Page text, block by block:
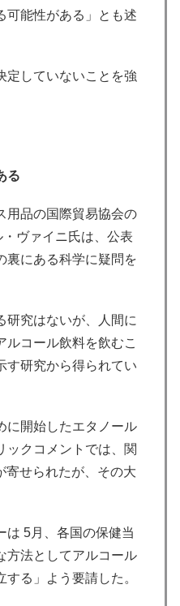
可能性がある」とも述
定していないことを強
る
用品の国際貿易協会の
ヴァイニ氏は、公表
裏にある科学に疑問を
研究はないが、人間に
ルコール飲料を飲むこ
す研究から得られてい
に開始したエタノール
ックコメントでは、関
寄せられたが、その大
は 5月、各国の保健当
方法としてアルコール
る」よう要請した。